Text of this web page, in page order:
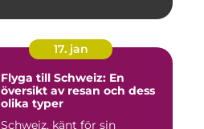
17. jan
Flyga till Schweiz: En
översikt av resan och dess
olika typer
Schweiz, känt för sin